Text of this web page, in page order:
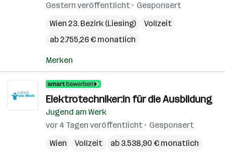
Gestern veröffentlicht
Gesponsert
Wien 23. Bezirk (Liesing)
Vollzeit
ab 2.755,26 € monatlich
Merken
Elektrotechniker:in für die Ausbildung
Jugend am Werk
vor 4 Tagen veröffentlicht
Gesponsert
Wien
Vollzeit ab 3.538,90 € monatlich